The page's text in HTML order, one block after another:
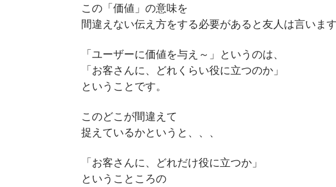
この「価値」の意味を
間違えない伝え方をする必要があると友人は言いま
「ユーザーに価値を与え～」というのは、
「お客さんに、どれくらい役に立つのか」
ということです。
このどこが間違えて
捉えているかというと、、、
「お客さんに、どれだけ役に立つか」
ということころの